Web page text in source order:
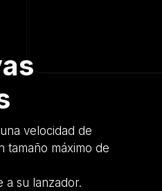
velocidad de
tamaño máximo de
a su lanzador.